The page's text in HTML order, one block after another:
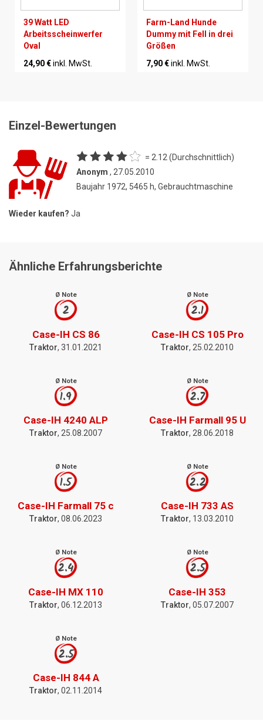
39 Watt LED
Arbeitsscheinwerfer
Oval
24,90 €inkl. MwSt.
Farm-Land Hunde
Dummy mit Fell in drei
Größen
7,90 €inkl. MwSt.
Einzel-Bewertungen
= 2.12 (Durchschnittlich)
Anonym , 27.05.2010
Baujahr 1972, 5465 h, Gebrauchtmaschine
Wieder kaufen? Ja
Ähnliche Erfahrungsberichte
Ø Note
2
Case-IH CS 86
Traktor, 31.01.2021
Ø Note
2.1
Case-IH CS 105 Pro
Traktor, 25.02.2010
Ø Note
1.9
Case-IH 4240 ALP
Traktor, 25.08.2007
Ø Note
2.7
Case-IH Farmall 95 U
Traktor, 28.06.2018
Ø Note
1.5
Case-IH Farmall 75 c
Traktor, 08.06.2023
Ø Note
2.2
Case-IH 733 AS
Traktor, 13.03.2010
Ø Note
2.4
Case-IH MX 110
Traktor, 06.12.2013
Ø Note
2.5
Case-IH 353
Traktor, 05.07.2007
Ø Note
2.5
Case-IH 844 A
Traktor, 02.11.2014